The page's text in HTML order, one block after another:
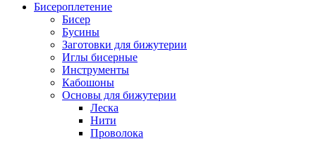
Бисероплетение
Бисер
Бусины
Заготовки для бижутерии
Иглы бисерные
Инструменты
Кабошоны
Основы для бижутерии
Леска
Нити
Проволока